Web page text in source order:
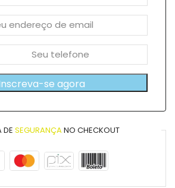
se agora
DE SEGURANÇANO CHECKOUT